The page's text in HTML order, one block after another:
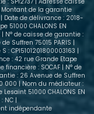
Montant de la garantie
| Date de délivrance : 2018-
51000 CHALONS EN
| N° de caisse de garantie :
Suffren 75015 PARIS |
CPI5101201800003163 |
: 42 rue Grande Etape
financière : SOCAF | N° de
: 26 Avenue de Suffren
000 | Nom du médiateur :
51000 CHALONS EN
NC |
indépendante